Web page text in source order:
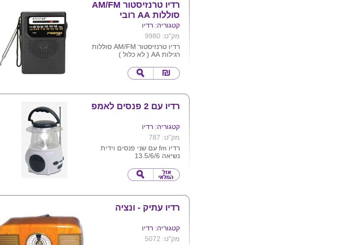
רדיו טרנזיסטור AM/FM
סוללות AA רובי
קטגוריה: רדיו
מק"ט: 9980
רדיו טרנזיסטור AM/FM סוללות
רגילות AA ( לא כלול )
ובחוץ .
רדיו עם 2 פנסים לאמפ
קטגוריה: רדיו
מק"ט: 787
רדיו fm עם שני פנסים וידית
נשיאה 13.5/6/6
רדיו עתיק - ונציה
קטגוריה: רדיו
מק"ט: 5072